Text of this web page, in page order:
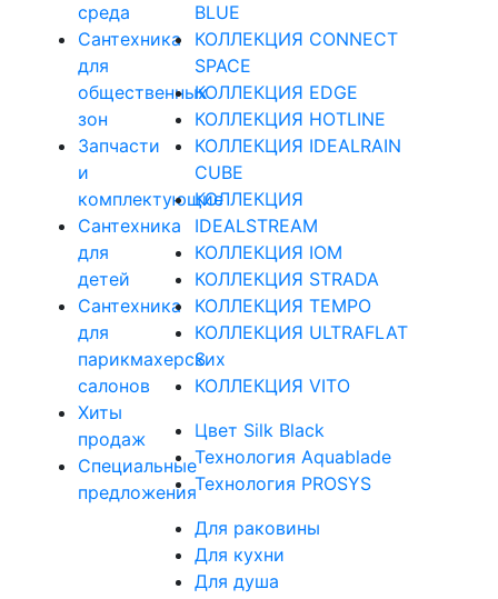
среда
Cантехника
для
общественных
зон
Запчасти
и
комплектующие
Сантехника
для
детей
Сантехника
для
парикмахерских
салонов
Хиты
продаж
Специальные
предложения
BLUE
КОЛЛЕКЦИЯ CONNECT
SPACE
КОЛЛЕКЦИЯ EDGE
КОЛЛЕКЦИЯ HOTLINE
КОЛЛЕКЦИЯ IDEALRAIN
CUBE
КОЛЛЕКЦИЯ
IDEALSTREAM
КОЛЛЕКЦИЯ IOM
КОЛЛЕКЦИЯ STRADA
КОЛЛЕКЦИЯ TEMPO
КОЛЛЕКЦИЯ ULTRAFLAT
S
КОЛЛЕКЦИЯ VITO
Цвет Silk Black
Технология Aquablade
Технология PROSYS
Для раковины
Для кухни
Для душа